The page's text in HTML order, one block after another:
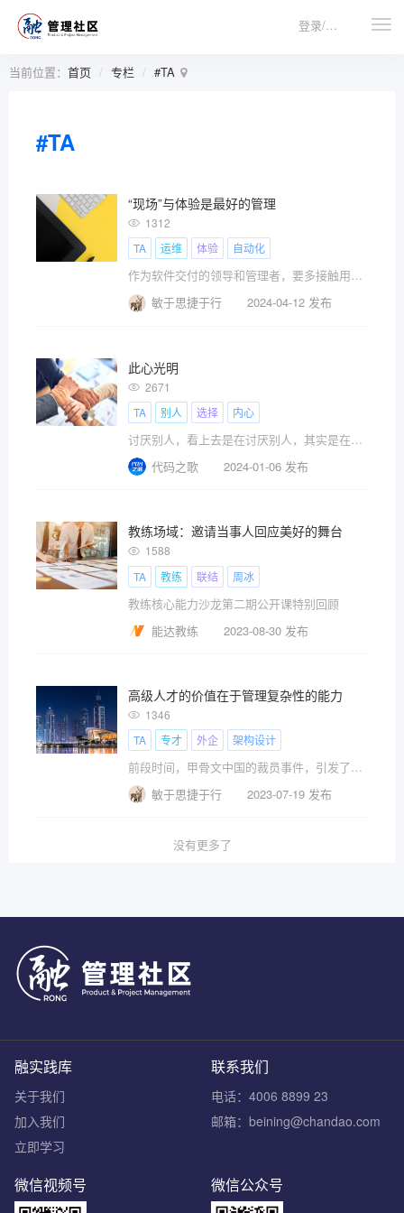
登录/注册
当前位置： 首页 专栏 #TA
#TA
“现场”与体验是最好的管理
1312
TA
运维 体验 自动化
作为软件交付的领导和管理者，要多接触用户和技术。
敏于思捷于行
2024-04-12 发布
此心光明
2671
TA
别人 选择 内心
讨厌别人，看上去是在讨厌别人，其实是在讨厌自己。
代码之歌
2024-01-06 发布
教练场域：邀请当事人回应美好的舞台
1588
TA
教练 联结 周冰
教练核心能力沙龙第二期公开课特别回顾
能达教练
2023-08-30 发布
高级人才的价值在于管理复杂性的能力
1346
TA
专才 外企 架构设计
前段时间，甲骨文中国的裁员事件，引发了对大龄IT人员去向的热议。
敏于思捷于行
2023-07-19 发布
没有更多了
联系我们
电话：4006 8899 23
邮箱：beining@chandao.com
融实践库
关于我们
加入我们
立即学习
微信公众号
微信视频号